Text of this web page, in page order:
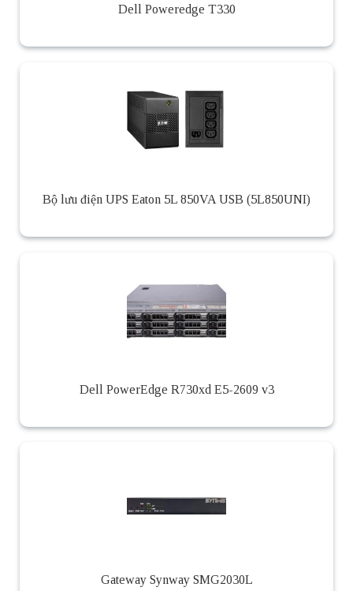
Dell Poweredge T330
Bộ lưu điện UPS Eaton 5L 850VA USB (5L850UNI)
Dell PowerEdge R730xd E5-2609 v3
Gateway Synway SMG2030L